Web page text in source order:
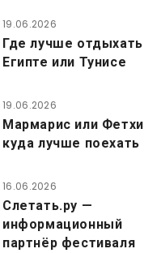
19.06.2026
Где лучше
Египте или Тунисе
19.06.2026
Мармарис или
куда лучше поехать
16.06.2026
Слетать.ру —
информационный
партнёр фестиваля